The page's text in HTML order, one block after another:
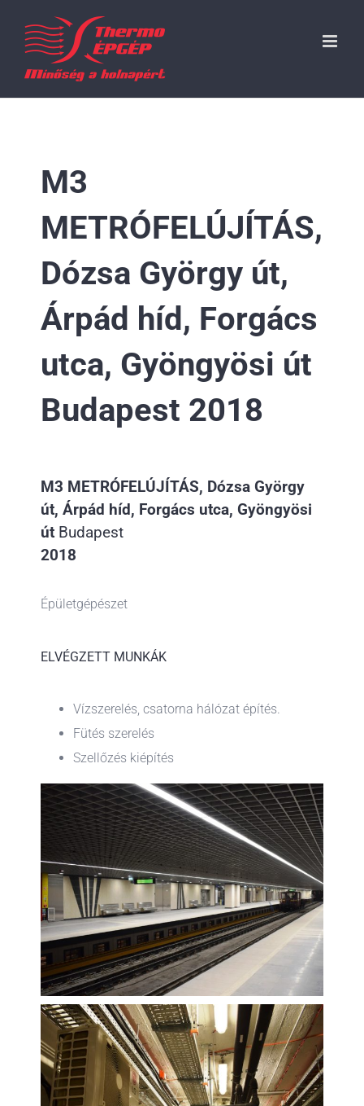
M3
METRÓFELÚJÍTÁS,
Dózsa György út,
Árpád híd, Forgács
utca, Gyöngyösi út
Budapest 2018
M3 METRÓFELÚJÍTÁS, Dózsa György
út, Árpád híd, Forgács utca, Gyöngyösi
út Budapest
2018
Épületgépészet
ELVÉGZETT MUNKÁK
Vízszerelés, csatorna hálózat építés.
Fütés szerelés
Szellőzés kiépítés